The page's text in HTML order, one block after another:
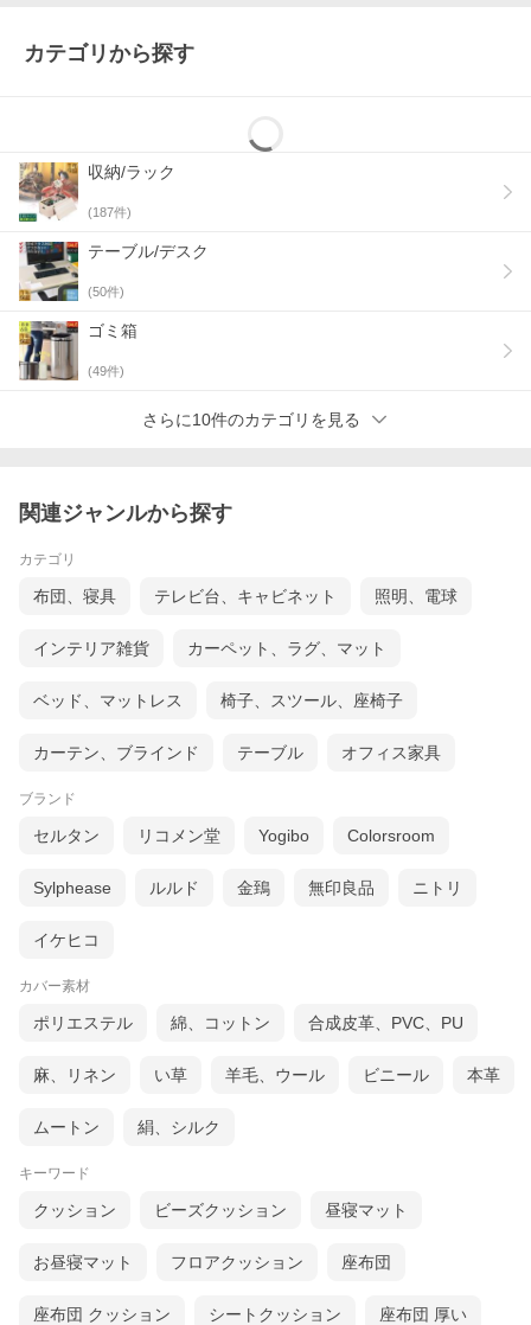
カテゴリから探す
収納/ラック
(187件)
テーブル/デスク
(50件)
ゴミ箱
(49件)
さらに10件のカテゴリを見る
関連ジャンルから探す
カテゴリ
布団、寝具 テレビ台、キャビネット 照明、電球
インテリア雑貨 カーペット、ラグ、マット
ベッド、マットレス 椅子、スツール、座椅子
カーテン、ブラインド テーブル オフィス家具
ブランド
セルタン リコメン堂 Yogibo Colorsroom
Sylphease ルルド 金鵄 無印良品 ニトリ
イケヒコ
カバー素材
ポリエステル 綿、コットン 合成皮革、PVC、PU
麻、リネン い草 羊毛、ウール ビニール 本革
ムートン 絹、シルク
キーワード
クッション ビーズクッション 昼寝マット
お昼寝マット フロアクッション 座布団
座布団 クッション シートクッション 座布団 厚い